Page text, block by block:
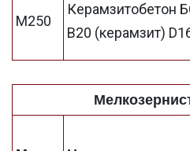
М250
Керамзитобетон
В20 (керамзит)